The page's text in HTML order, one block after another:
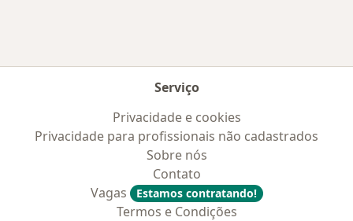
Serviço
Privacidade e cookies
Privacidade para profissionais não cadastrados
Sobre nós
Contato
Vagas
Estamos contratando!
Termos e Condições